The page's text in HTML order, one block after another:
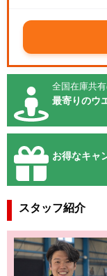
全国在庫共
最寄りのウ
お得なキャ
スタッフ紹介